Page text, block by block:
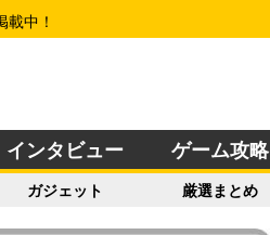
中！
インタビュー ゲーム攻略
ガジェット 厳選まとめ